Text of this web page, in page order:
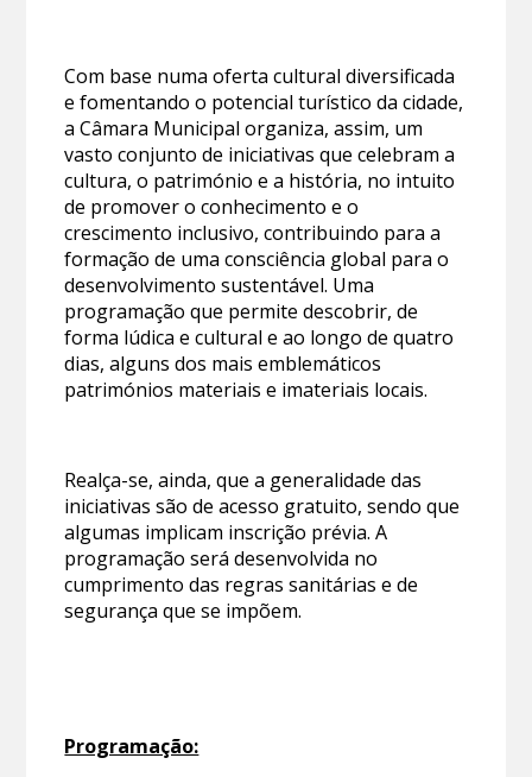
Com base numa oferta cultural diversificada
e fomentando o potencial turístico da cidade,
a Câmara Municipal organiza, assim, um
vasto conjunto de iniciativas que celebram a
cultura, o património e a história, no intuito
de promover o conhecimento e o
crescimento inclusivo, contribuindo para a
formação de uma consciência global para o
desenvolvimento sustentável. Uma
programação que permite descobrir, de
forma lúdica e cultural e ao longo de quatro
dias, alguns dos mais emblemáticos
patrimónios materiais e imateriais locais.
Realça-se, ainda, que a generalidade das
iniciativas são de acesso gratuito, sendo que
algumas implicam inscrição prévia. A
programação será desenvolvida no
cumprimento das regras sanitárias e de
segurança que se impõem.
Programação: